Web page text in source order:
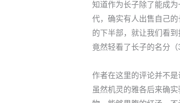
知道作为长子除了能成
代，确实有人出售自己
的下半部，就让我们看
竟然轻看了长子的名分
作者在这里的评论并不
虽然机灵的雅各后来确